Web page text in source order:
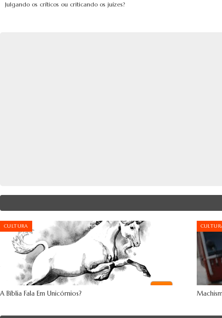
Julgando os críticos ou criticando os juízes?
CULTURA
A Bíblia Fala Em Unicórnios?